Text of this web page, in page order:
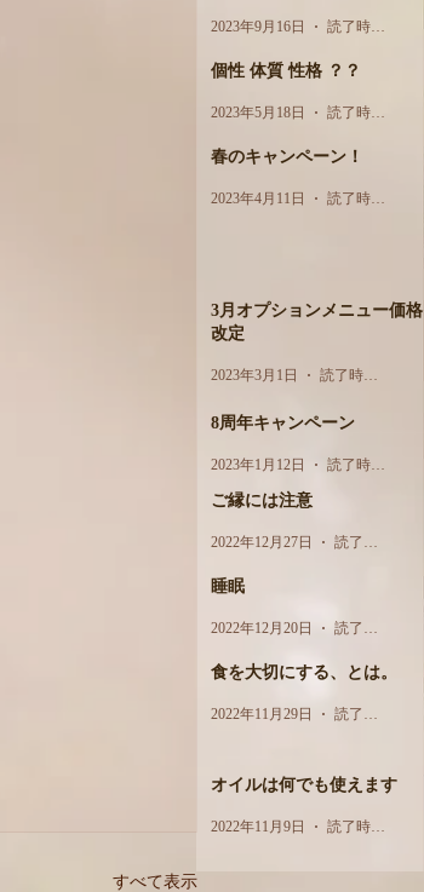
すべて表示
2023年9月16日
個性 体質 性格 ？？
2023年5月18日
春のキャンペーン！
2023年4月11日
3月オプションメニュー価格
改定
2023年3月1日
8周年キャンペーン
2023年1月12日
ご縁には注意
2022年12月27日
睡眠
2022年12月20日
食を大切にする、とは。
2022年11月29日
オイルは何でも使えます
2022年11月9日